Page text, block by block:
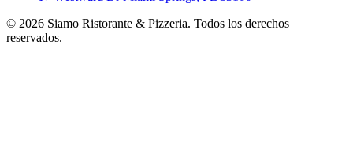
© 2026 Siamo Ristorante & Pizzeria. Todos los derechos
reservados.